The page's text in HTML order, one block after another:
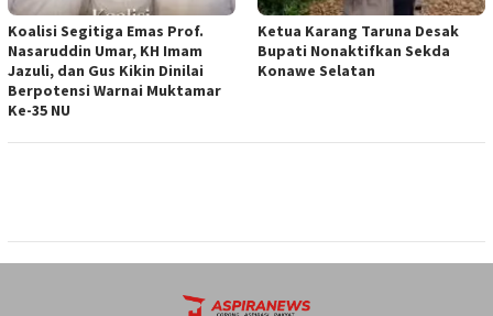
Koalisi Segitiga Emas Prof.
Nasaruddin Umar, KH Imam
Jazuli, dan Gus Kikin Dinilai
Berpotensi Warnai Muktamar
Ke-35 NU
Ketua ‎Karang Taruna Desak
Bupati Nonaktifkan Sekda
Konawe Selatan